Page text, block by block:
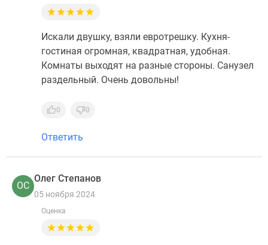
Искали двушку, взяли евротрешку. Кухня-
гостиная огромная, квадратная, удобная.
Комнаты выходят на разные стороны. Санузел
раздельный. Очень довольны!
0 0
Ответить
ОС
Олег Степанов
05 ноября 2024
Оценка